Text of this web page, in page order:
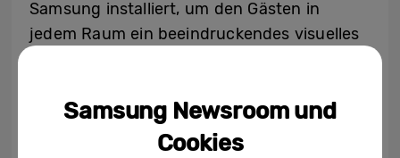
Samsung installiert, um den Gästen in
jedem Raum ein beeindruckendes visuelles
In der Lobby des Hotels wurden Samsung
Smart LED Signage Displays zwischen drei
Samsung Newsroom und
Cookies